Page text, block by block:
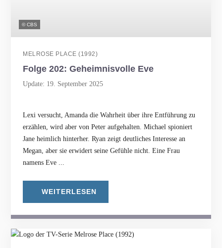
© CBS
MELROSE PLACE (1992)
Folge 202: Geheimnisvolle Eve
Update: 19. September 2025
Lexi versucht, Amanda die Wahrheit über ihre Entführung zu
erzählen, wird aber von Peter aufgehalten. Michael spioniert
Jane heimlich hinterher. Ryan zeigt deutliches Interesse an
Megan, aber sie erwidert seine Gefühle nicht. Eine Frau
namens Eve ...
WEITERLESEN